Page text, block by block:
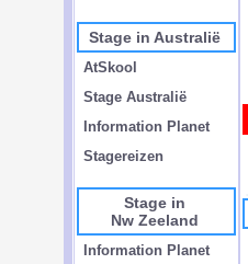
Stage in Australië
AtSkool
Stage Australië
Information Planet
Stagereizen
Stage in
Nw Zeeland
Information Planet